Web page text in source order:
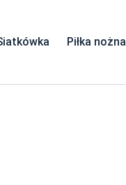
Piłka nożna